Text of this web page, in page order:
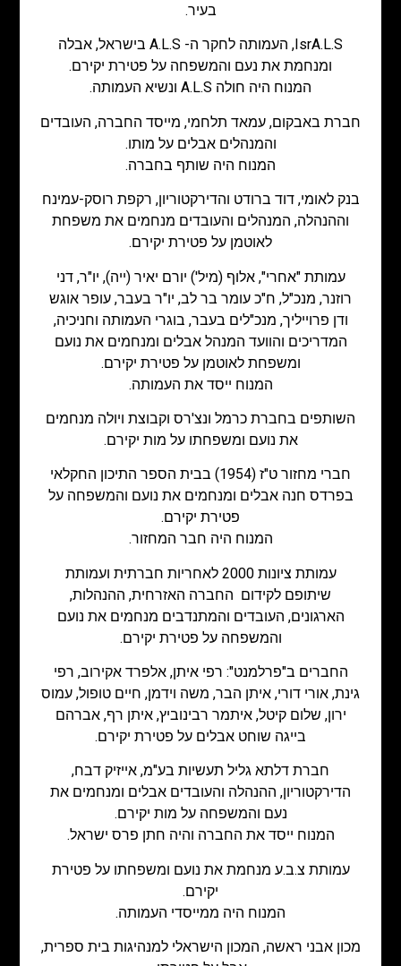
בעיר.
IsrA.L.S, העמותה לחקר ה- A.L.S בישראל, אבלה
ומנחמת את נעם והמשפחה על פטירת יקירם.
המנוח היה חולה A.L.S ונשיא העמותה.
חברת באבקום, עמאד תלחמי, מייסד החברה, העובדים
והמנהלים אבלים על מותו.
המנוח היה שותף בחברה.
בנק לאומי, דוד ברודט והדירקטוריון, רקפת רוסק-עמינח
וההנהלה, המנהלים והעובדים מנחמים את משפחת
לאוטמן על פטירת יקירם.
עמותת "אחרי", אלוף (מיל') יורם יאיר (ייה), יו"ר, דני
רוזנר, מנכ"ל, ח"כ עומר בר לב, יו"ר בעבר, עופר אוגש
ודן פרוייליך, מנכ"לים בעבר, בוגרי העמותה וחניכיה,
המדריכים והוועד המנהל אבלים ומנחמים את נועם
ומשפחת לאוטמן על פטירת יקירם.
המנוח ייסד את העמותה.
השותפים בחברת כרמל ונצ'רס וקבוצת ויולה מנחמים
את נועם ומשפחתו על מות יקירם.
חברי מחזור ט"ז (1954) בבית הספר התיכון החקלאי
בפרדס חנה אבלים ומנחמים את נועם והמשפחה על
פטירת יקירם.
המנוח היה חבר המחזור.
עמותת ציונות 2000 לאחריות חברתית ועמותת
שיתופם לקידום החברה האזרחית, ההנהלות,
הארגונים, העובדים והמתנדבים מנחמים את נועם
והמשפחה על פטירת יקירם.
החברים ב"פרלמנט": רפי איתן, אלפרד אקירוב, רפי
גינת, אורי דורי, איתן הבר, משה וידמן, חיים טופול, עמוס
ירון, שלום קיטל, איתמר רבינוביץ, איתן רף, אברהם
בייגה שוחט אבלים על פטירת יקירם.
חברת דלתא גליל תעשיות בע"מ, אייזיק דבח,
הדירקטוריון, ההנהלה והעובדים אבלים ומנחמים את
נעם והמשפחה על מות יקירם.
המנוח ייסד את החברה והיה חתן פרס ישראל.
עמותת צ.ב.ע מנחמת את נועם ומשפחתו על פטירת
יקירם.
המנוח היה ממייסדי העמותה.
מכון אבני ראשה, המכון הישראלי למנהיגות בית ספרית,